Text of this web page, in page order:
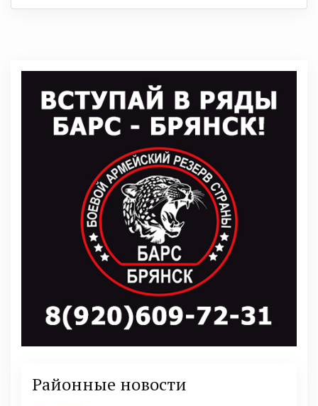
Районные новости